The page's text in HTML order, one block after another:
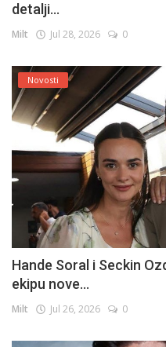
detalji...
Milt Jul 28, 2026 0
Novosti
Hande Soral i Seckin
ekipu nove...
Milt Jul 26, 2026 0